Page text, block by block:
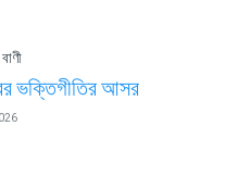
ভক্তিগীতির আসর